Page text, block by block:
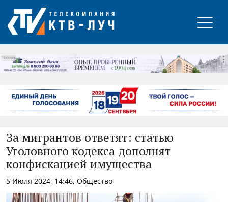
РЕКЛАМА
За мигрантов ответят: статью
Уголовного кодекса дополнят
конфискацией имущества
5 Июля 2024, 14:46, Общество